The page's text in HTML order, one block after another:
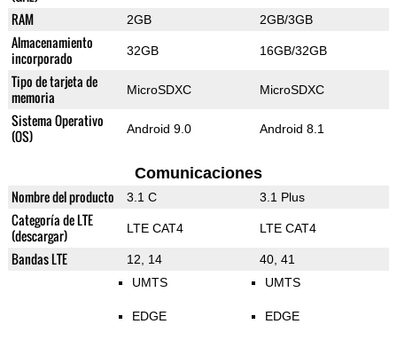
RAM
2GB 2GB/3GB
Almacenamiento
incorporado
32GB 16GB/32GB
Tipo de tarjeta de
memoria
MicroSDXC MicroSDXC
Sistema Operativo
(OS)
Android 9.0 Android 8.1
Comunicaciones
Nombre del producto 3.1 C 3.1 Plus
Categoría de LTE
(descargar)
LTE CAT4 LTE CAT4
Bandas LTE 12, 14 40, 41
UMTS
EDGE
UMTS
EDGE